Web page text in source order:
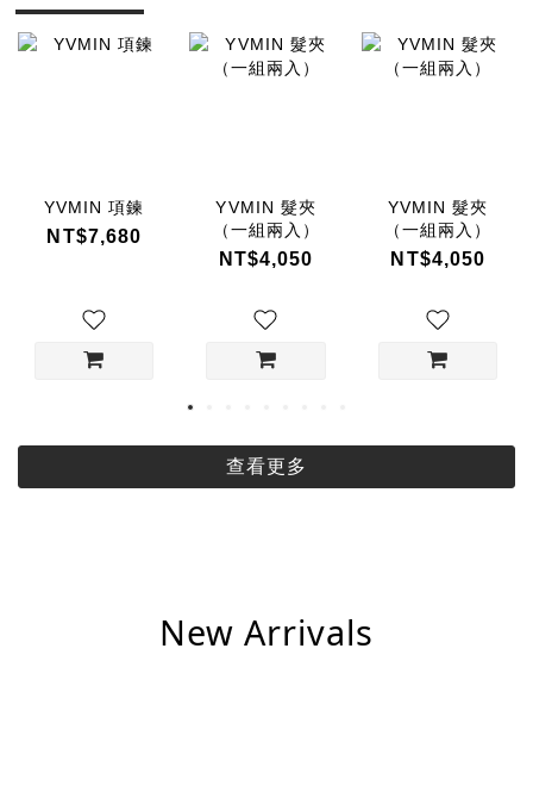
YVMIN 項鍊
NT$7,680
YVMIN 髮夾
（一組兩入）
NT$4,050
YVMIN 髮夾
（一組兩入）
NT$4,050
查看更多
New Arrivals